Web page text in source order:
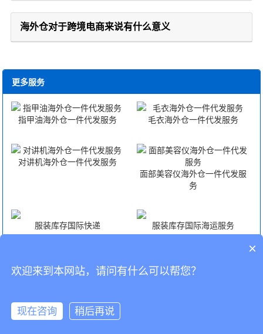
海外仓对于跨境电商来说有什么意义
更多服务
指甲油海外仓一件代发服务 毛衣海外仓一件代发服务
对讲机海外仓一件代发服务
面部美容仪海外仓一件代发服
务
服装库存国际快递 服装库存国际海运服务
服装库存国际空运服务 服装库存FBA头程
CopyRight © 深圳市韬博供应链有限公司
×
欢迎来到本网站，请问有什么可以帮您？
现在咨询 稍后再说